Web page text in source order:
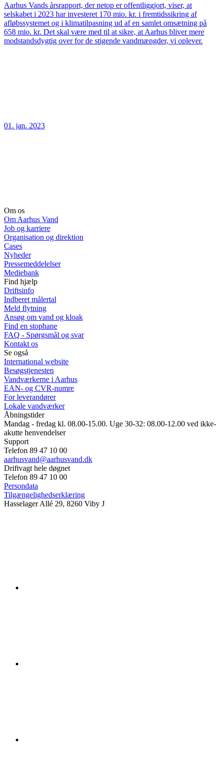
Aarhus Vands årsrapport, der netop er offentliggjort, viser, at
selskabet i 2023 har investeret 170 mio. kr. i fremtidssikring af
afløbssystemet og i klimatilpasning ud af en samlet omsætning på
658 mio. kr. Det skal være med til at sikre, at Aarhus bliver mere
modstandsdygtig over for de stigende vandmængder, vi oplever.
01. jan. 2023
Om os
Om Aarhus Vand
Job og karriere
Organisation og direktion
Cases
Nyheder
Pressemeddelelser
Mediebank
Find hjælp
Driftsinfo
Indberet målertal
Meld flytning
Ansøg om vand og kloak
Find en stophane
FAQ - Spørgsmål og svar
Kontakt os
Se også
International website
Besøgstjenesten
Vandværkerne i Aarhus
EAN- og CVR-numre
For leverandører
Lokale vandværker
Åbningstider
Mandag - fredag kl. 08.00-15.00. Uge 30-32: 08.00-12.00 ved ikke-
akutte henvendelser
Support
Telefon 89 47 10 00
aarhusvand@aarhusvand.dk
Driftvagt hele døgnet
Telefon 89 47 10 00
Persondata
Tilgængelighedserklæring
Hasselager Allé 29, 8260 Viby J